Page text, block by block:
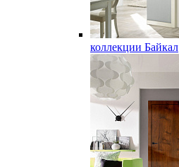
коллекции Байкал